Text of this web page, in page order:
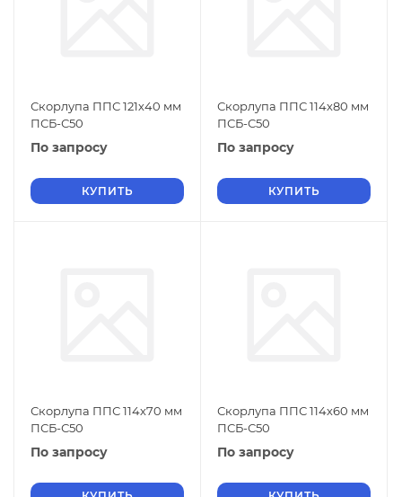
Скорлупа ППС 121х40 мм
ПСБ-С50
По запросу
КУПИТЬ
Скорлупа ППС 114х80 мм
ПСБ-С50
По запросу
КУПИТЬ
Скорлупа ППС 114х70 мм
ПСБ-С50
По запросу
Скорлупа ППС 114х60 мм
ПСБ-С50
По запросу